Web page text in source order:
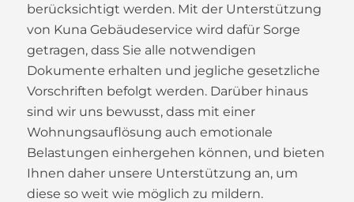
berücksichtigt werden. Mit der Unterstützung
von Kuna Gebäudeservice wird dafür Sorge
getragen, dass Sie alle notwendigen
Dokumente erhalten und jegliche gesetzliche
Vorschriften befolgt werden. Darüber hinaus
sind wir uns bewusst, dass mit einer
Wohnungsauflösung auch emotionale
Belastungen einhergehen können, und bieten
Ihnen daher unsere Unterstützung an, um
diese so weit wie möglich zu mildern.